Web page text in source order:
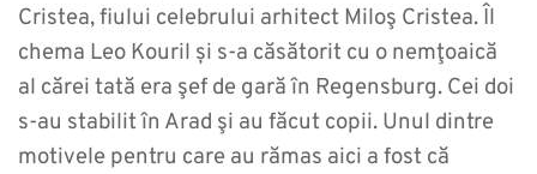
Cristea, fiului celebrului arhitect Miloş Cristea. Îl
chema Leo Kouril și s-a căsătorit cu o nemţoaică
al cărei tată era şef de gară în Regensburg. Cei doi
s-au stabilit în Arad şi au făcut copii. Unul dintre
motivele pentru care au rămas aici a fost că